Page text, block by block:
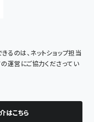
のは、ネットショップ担当
運営にご協力くださってい
はこちら